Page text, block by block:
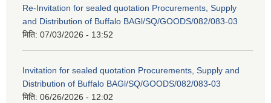
Re-Invitation for sealed quotation Procurements, Supply
and Distribution of Buffalo BAGl/SQ/GOODS/082/083-03
मिति: 07/03/2026 - 13:52
Invitation for sealed quotation Procurements, Supply and
Distribution of Buffalo BAGl/SQ/GOODS/082/083-03
मिति: 06/26/2026 - 12:02